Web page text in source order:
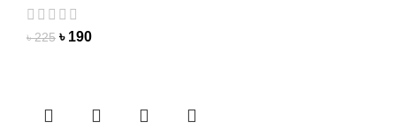
৳225 ৳ 190